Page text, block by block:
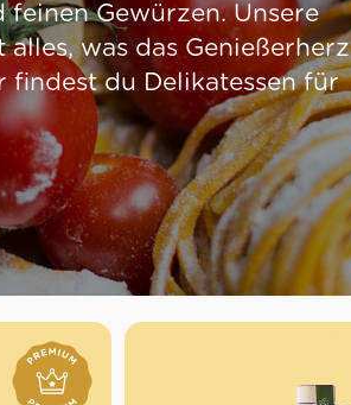
Gewürzen. Unsere
was das Genießerherz
findest du Delikatessen für